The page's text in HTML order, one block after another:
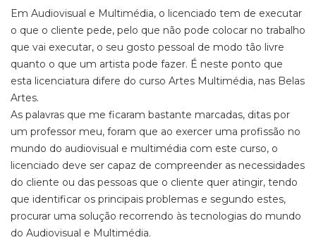
Em Audiovisual e Multimédia, o licenciado tem de executar
o que o cliente pede, pelo que não pode colocar no trabalho
que vai executar, o seu gosto pessoal de modo tão livre
quanto o que um artista pode fazer. É neste ponto que
esta licenciatura difere do curso Artes Multimédia, nas Belas
Artes.
As palavras que me ficaram bastante marcadas, ditas por
um professor meu, foram que ao exercer uma profissão no
mundo do audiovisual e multimédia com este curso, o
licenciado deve ser capaz de compreender as necessidades
do cliente ou das pessoas que o cliente quer atingir, tendo
que identificar os principais problemas e segundo estes,
procurar uma solução recorrendo às tecnologias do mundo
do Audiovisual e Multimédia.